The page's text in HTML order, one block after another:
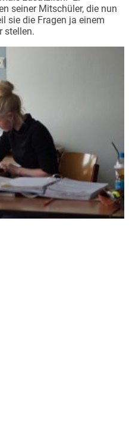
seiner Mitschüler, die nun
sie die Fragen ja einem
stellen.